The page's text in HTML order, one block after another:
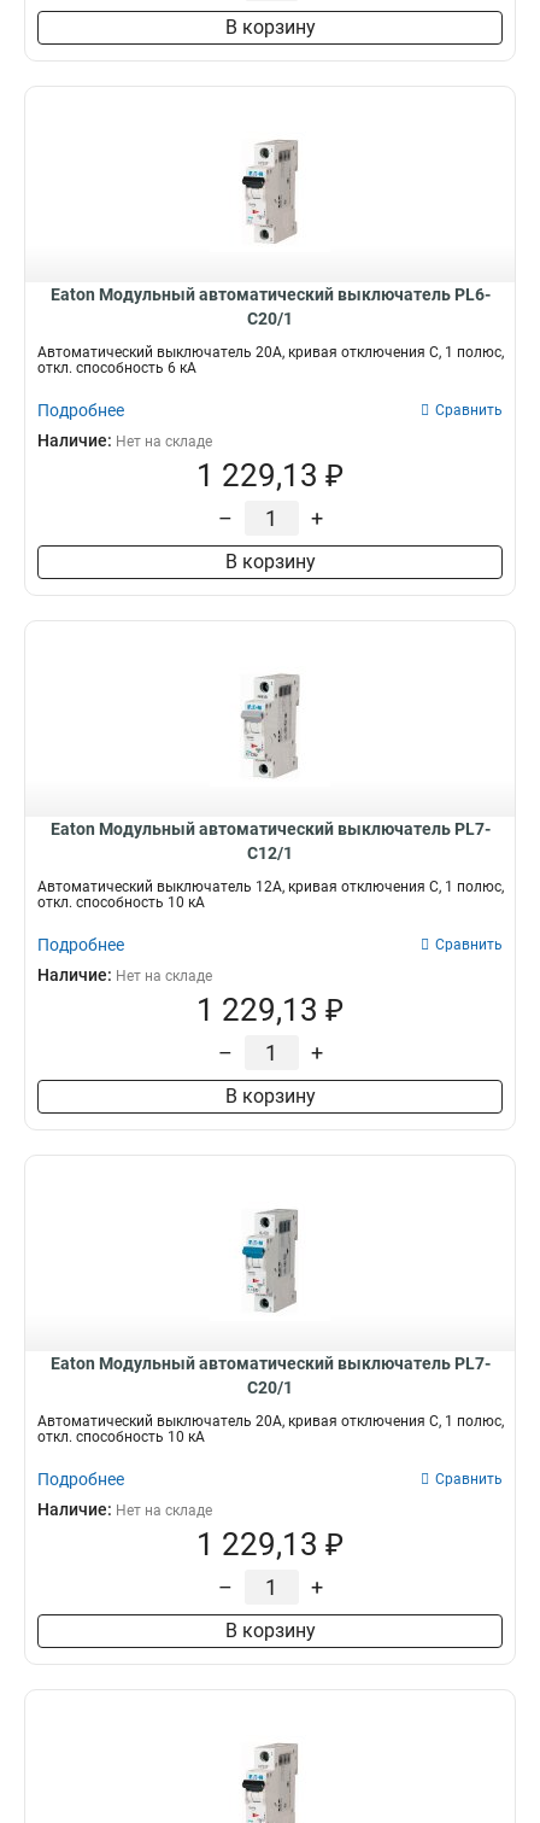
В корзину
Eaton Модульный автоматический выключатель PL6-
C20/1
Автоматический выключатель 20А, кривая отключения С, 1 полюс,
откл. способность 6 кА
Подробнее Сравнить
Наличие: Нет на складе
1 229,13 ₽
– +
В корзину
Eaton Модульный автоматический выключатель PL7-
C12/1
Автоматический выключатель 12А, кривая отключения С, 1 полюс,
откл. способность 10 кА
Подробнее Сравнить
Наличие: Нет на складе
1 229,13 ₽
– +
В корзину
Eaton Модульный автоматический выключатель PL7-
C20/1
Автоматический выключатель 20А, кривая отключения C, 1 полюс,
откл. способность 10 кА
Подробнее Сравнить
Наличие: Нет на складе
1 229,13 ₽
– +
В корзину